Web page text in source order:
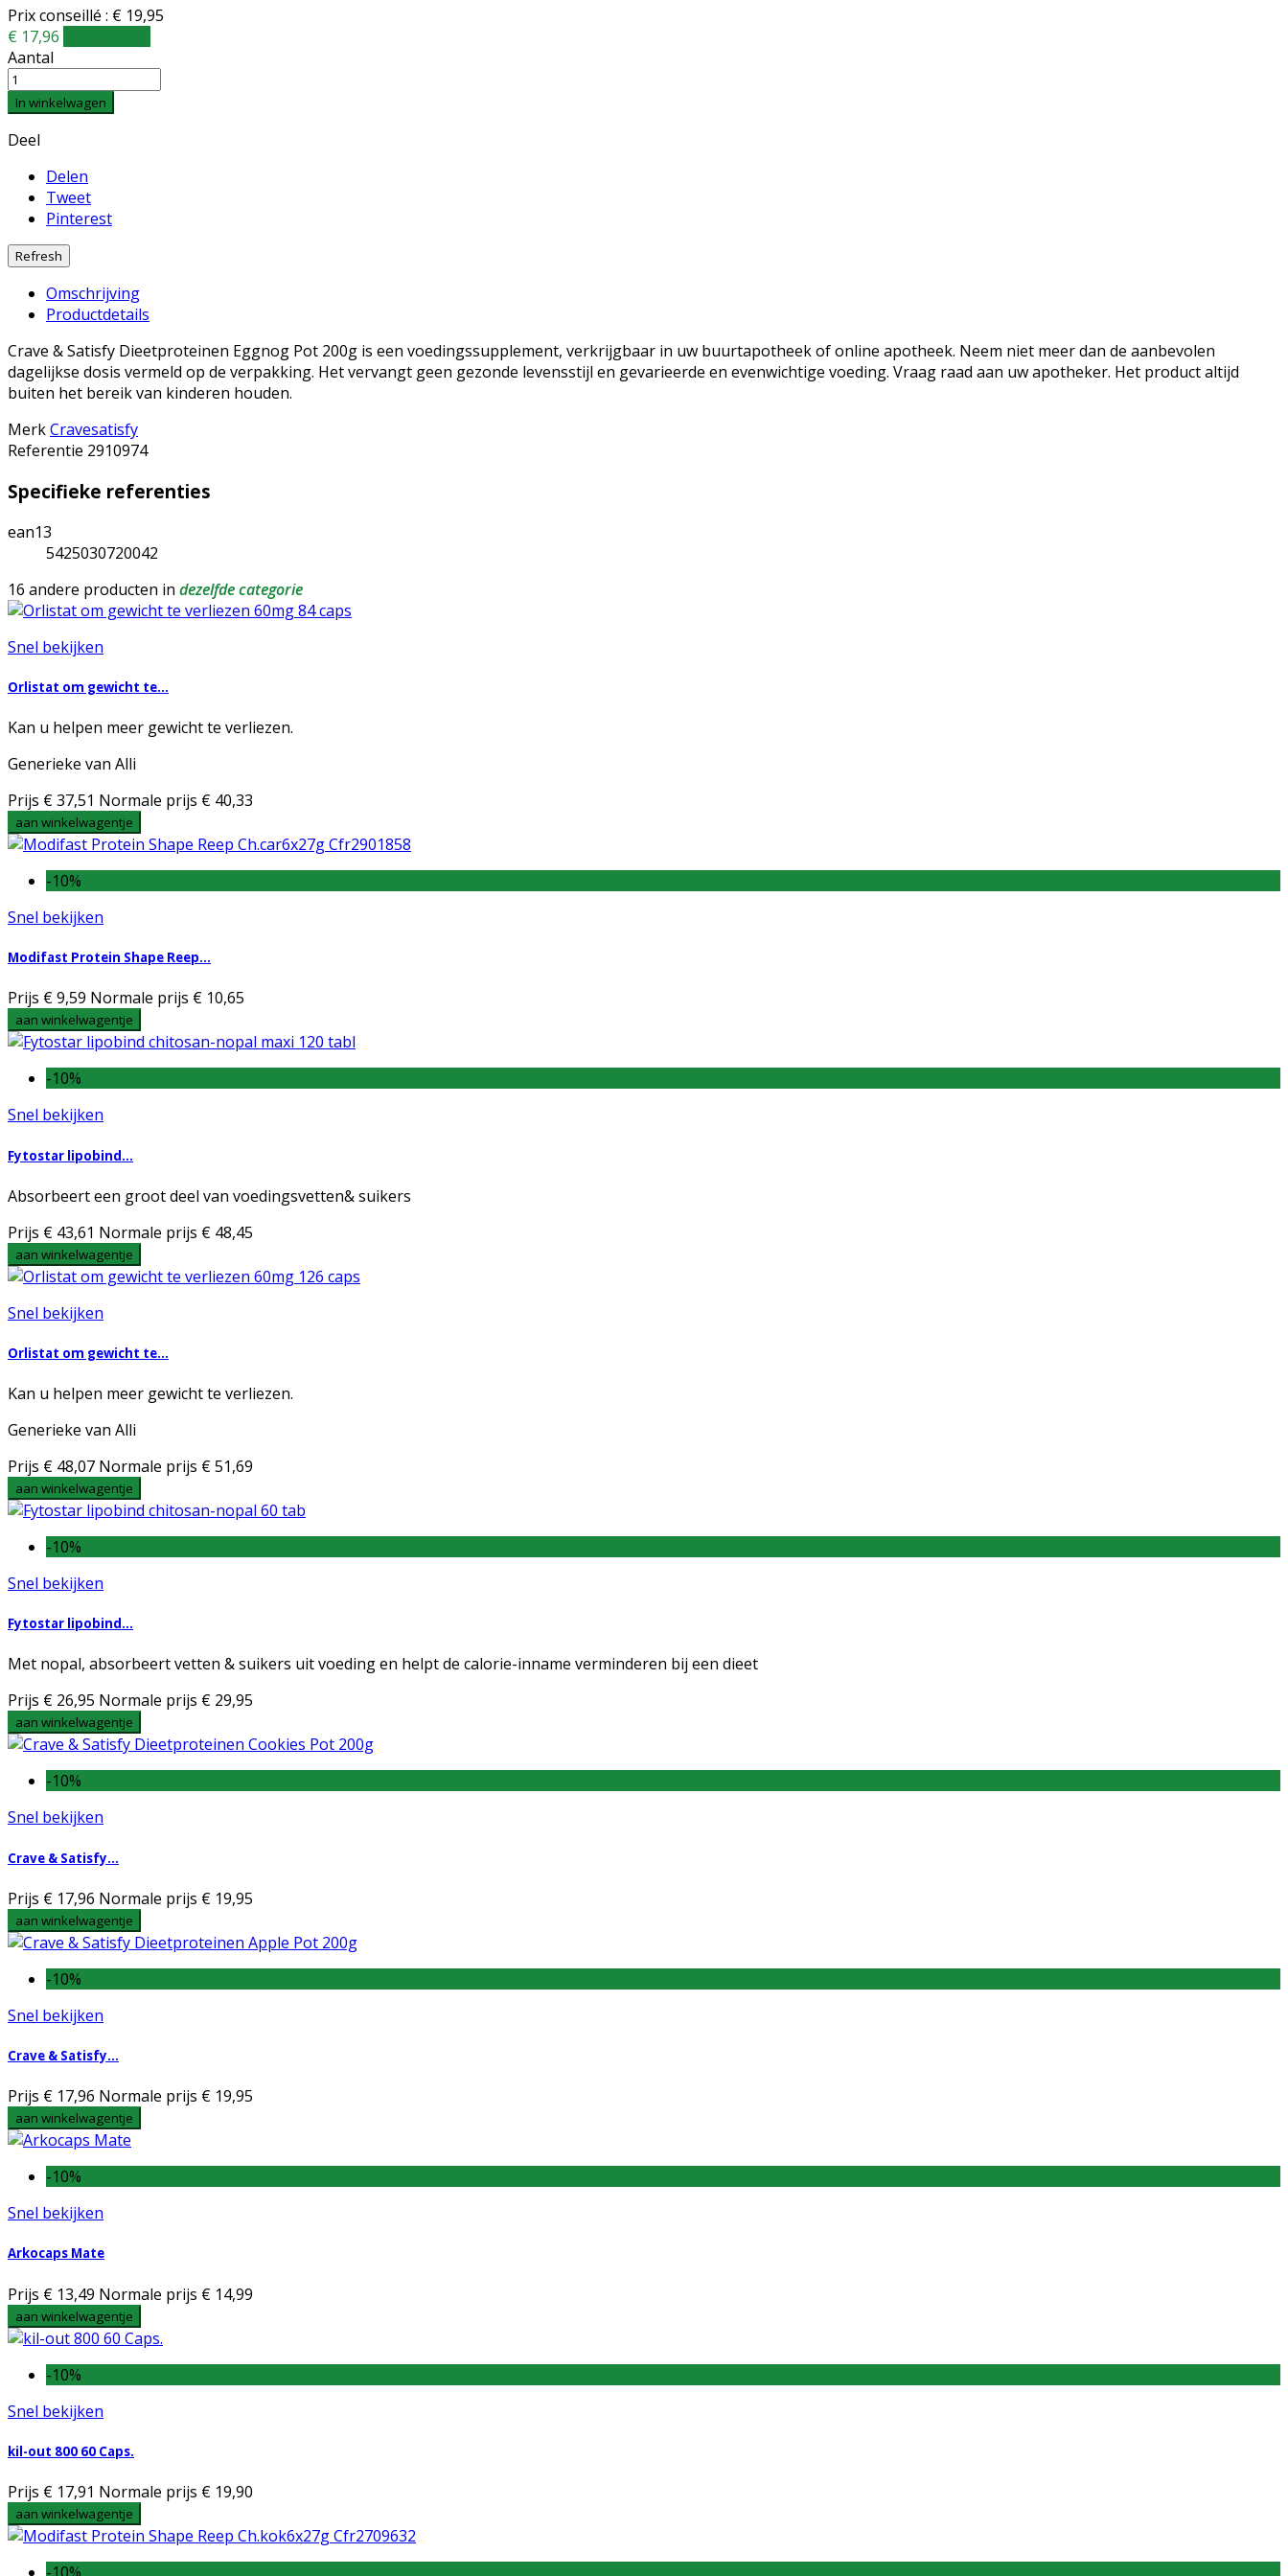
Prix conseillé : € 19,95
€ 17,96
Aantal
In winkelwagen
Deel
Delen
Tweet
Pinterest
Omschrijving
Productdetails
Crave & Satisfy Dieetproteinen Eggnog Pot 200g is een voedingssupplement, verkrijgbaar in uw buurtapotheek of online apotheek. Neem niet meer dan de aanbevolen
dagelijkse dosis vermeld op de verpakking. Het vervangt geen gezonde levensstijl en gevarieerde en evenwichtige voeding. Vraag raad aan uw apotheker. Het product altijd
buiten het bereik van kinderen houden.
MerkCravesatisfy
Referentie 2910974
Specifieke referenties
ean13
5425030720042
16 andere producten in dezelfde categorie
Snel bekijken
Orlistat om gewicht te...
Kan u helpen meer gewicht te verliezen.
Generieke van Alli
Prijs € 37,51 Normale prijs € 40,33
aan winkelwagentje
-10%
Snel bekijken
Modifast Protein Shape Reep...
Prijs € 9,59 Normale prijs € 10,65
aan winkelwagentje
-10%
Snel bekijken
Fytostar lipobind...
Absorbeert een groot deel van voedingsvetten& suikers
Prijs € 43,61 Normale prijs € 48,45
aan winkelwagentje
Snel bekijken
Orlistat om gewicht te...
Kan u helpen meer gewicht te verliezen.
Generieke van Alli
Prijs € 48,07 Normale prijs € 51,69
aan winkelwagentje
-10%
Snel bekijken
Fytostar lipobind...
Met nopal, absorbeert vetten & suikers uit voeding en helpt de calorie-inname verminderen bij een dieet
Prijs € 26,95 Normale prijs € 29,95
aan winkelwagentje
-10%
Snel bekijken
Crave & Satisfy...
Prijs € 17,96 Normale prijs € 19,95
aan winkelwagentje
-10%
Snel bekijken
Crave & Satisfy...
Prijs € 17,96 Normale prijs € 19,95
aan winkelwagentje
-10%
Snel bekijken
Arkocaps Mate
Prijs € 13,49 Normale prijs € 14,99
aan winkelwagentje
-10%
Snel bekijken
kil-out 800 60 Caps.
Prijs € 17,91 Normale prijs € 19,90
aan winkelwagentje